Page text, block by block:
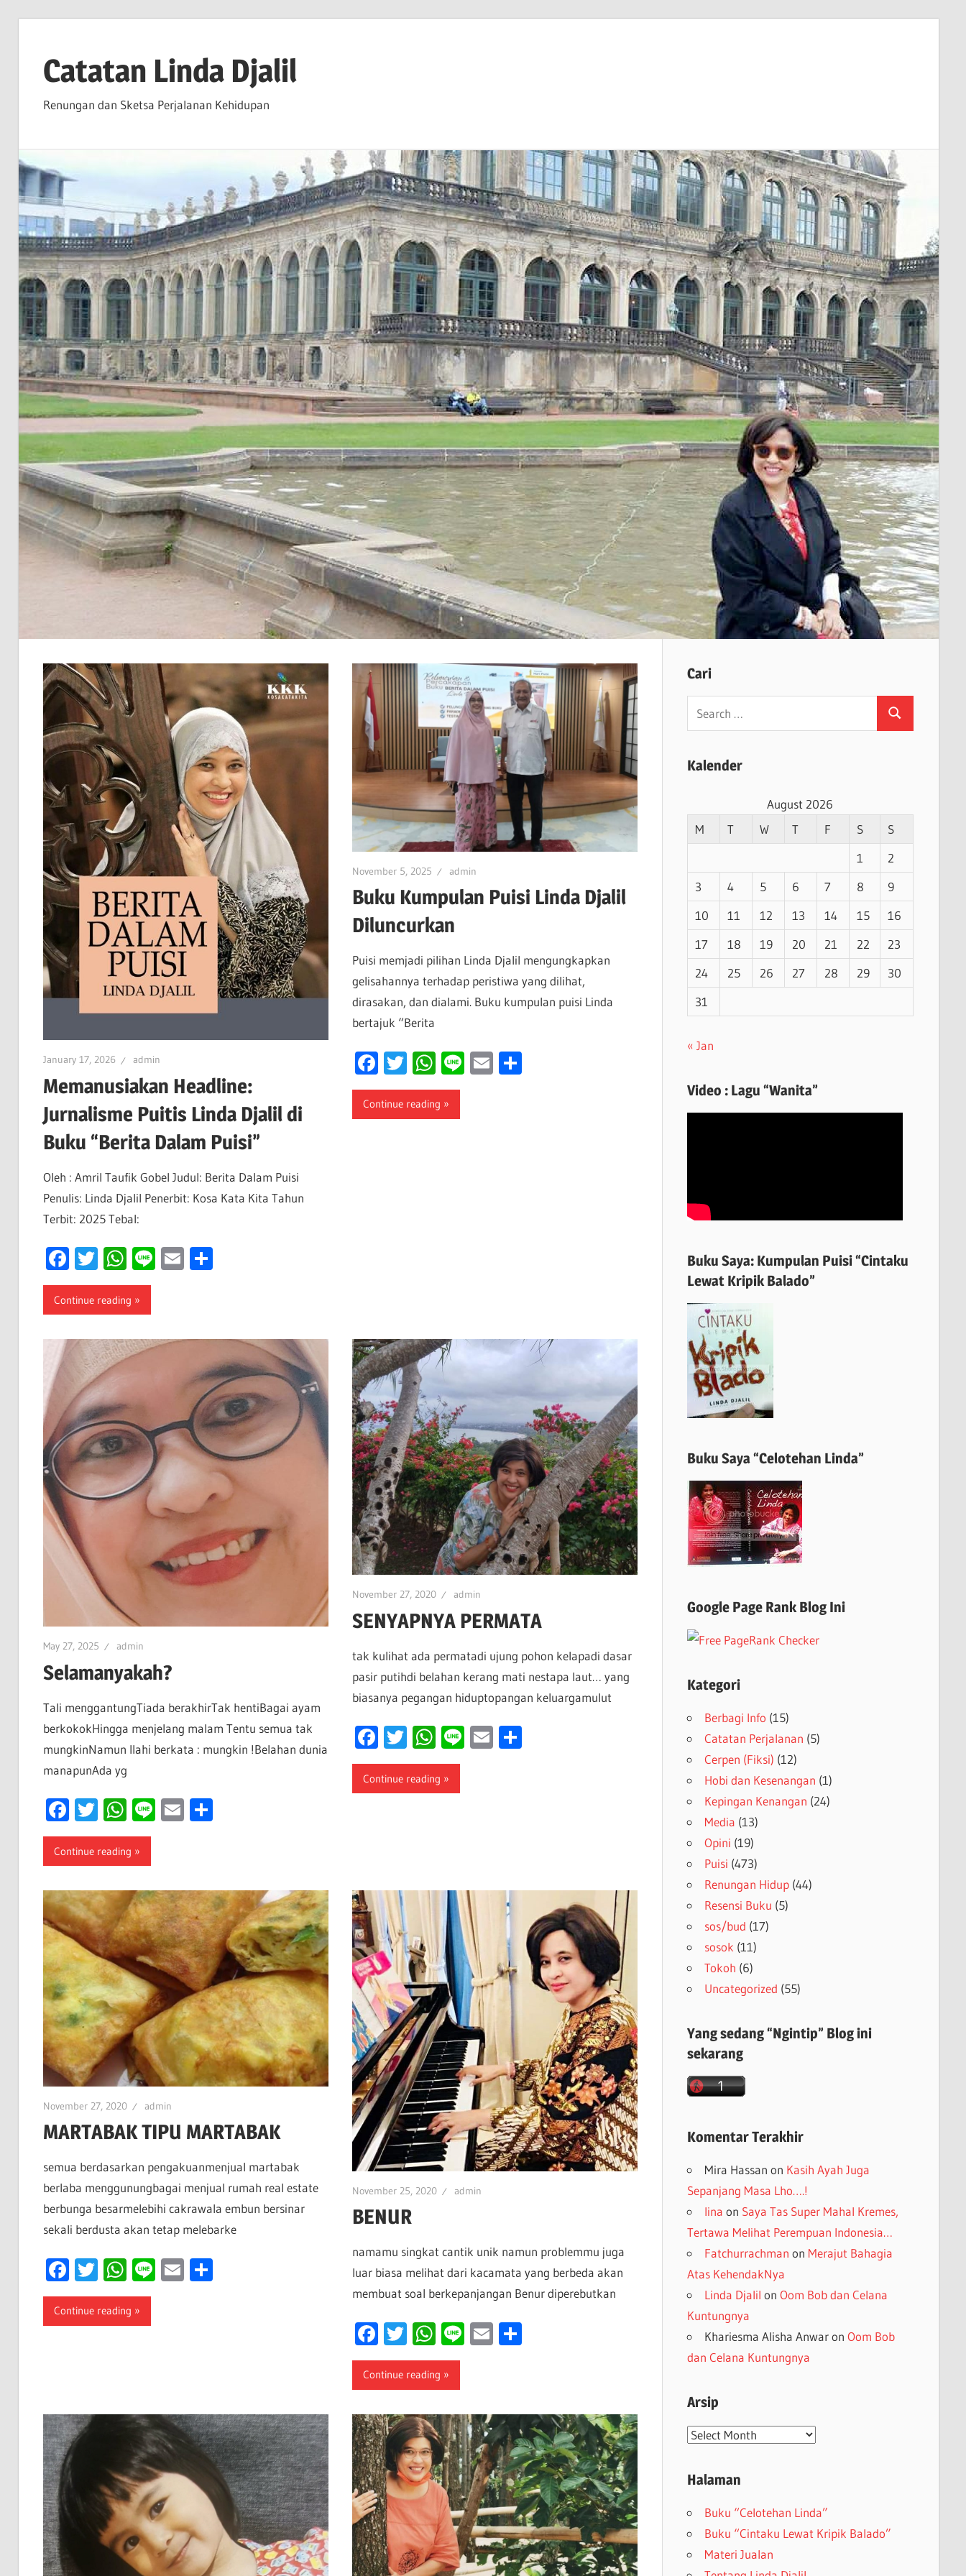
contentCatatan Linda Djalil
Renungan dan Sketsa Perjalanan Kehidupan
January 17, 2026 admin
Memanusiakan Headline:
Jurnalisme Puitis Linda Djalil di
Buku “Berita Dalam Puisi”
Oleh : Amril Taufik Gobel Judul: Berita Dalam Puisi
Penulis: Linda Djalil Penerbit: Kosa Kata Kita Tahun
Terbit: 2025 Tebal:
Facebook
Twitter
WhatsApp
LineEmailShare
Continue reading
November 5, 2025 admin
Buku Kumpulan Puisi Linda Djalil
Diluncurkan
Puisi memjadi pilihan Linda Djalil mengungkapkan
gelisahannya terhadap peristiwa yang dilihat,
dirasakan, dan dialami. Buku kumpulan puisi Linda
bertajuk “Berita
Facebook
Twitter
WhatsApp
LineEmailShare
Continue reading
May 27, 2025 admin
Selamanyakah?
Tali menggantungTiada berakhirTak hentiBagai ayam
berkokokHingga menjelang malam Tentu semua tak
mungkinNamun Ilahi berkata : mungkin !Belahan dunia
manapunAda yg
Facebook
Twitter
WhatsApp
LineEmailShare
Continue reading
November 27, 2020 admin
SENYAPNYA PERMATA
tak kulihat ada permatadi ujung pohon kelapadi dasar
pasir putihdi belahan kerang mati nestapa laut… yang
biasanya pegangan hiduptopangan keluargamulut
Facebook
Twitter
WhatsApp
LineEmailShare
Continue reading
November 27, 2020 admin
MARTABAK TIPU MARTABAK
semua berdasarkan pengakuanmenjual martabak
berlaba menggunungbagai menjual rumah real estate
berbunga besarmelebihi cakrawala embun bersinar
sekali berdusta akan tetap melebarke
Facebook
Twitter
WhatsApp
LineEmailShare
Continue reading
November 25, 2020 admin
BENUR
namamu singkat cantik unik namun problemmu juga
luar biasa melihat dari kacamata yang berbeda akan
membuat soal berkepanjangan Benur diperebutkan
Facebook
Twitter
WhatsApp
LineEmailShare
Continue reading
Cari
Search
Kalender
August 2026
M
T W T F S
S
1
2
3
4 5 6 7 8
9
10
11 12 13 14 15
16
17
18 19 20 21 22
23
24
25 26 27 28 29
30
31
« Jan
Video : Lagu “Wanita”
Buku Saya: Kumpulan Puisi “Cintaku
Lewat Kripik Balado”
Buku Saya “Celotehan Linda”
Google Page Rank Blog Ini
Kategori
Berbagi Info (15)
Catatan Perjalanan (5)
Cerpen (Fiksi) (12)
Hobi dan Kesenangan (1)
Kepingan Kenangan (24)
Media (13)
Opini (19)
Puisi (473)
Renungan Hidup(44)
Resensi Buku (5)
sos/bud (17)
sosok (11)
Tokoh (6)
Uncategorized (55)
Yang sedang “Ngintip” Blog ini
sekarang
Komentar Terakhir
Mira Hassan on Kasih Ayah Juga
Sepanjang Masa Lho….!
lina on Saya Tas Super Mahal Kremes,
Tertawa Melihat Perempuan Indonesia…
Fatchurrachman on Merajut Bahagia
Atas KehendakNya
Linda Djalil on Oom Bob dan Celana
Kuntungnya
Khariesma Alisha Anwaron Oom Bob
dan Celana Kuntungnya
Arsip
Arsip
Halaman
Buku “Celotehan Linda”
Buku “Cintaku Lewat Kripik Balado”
Materi Jualan